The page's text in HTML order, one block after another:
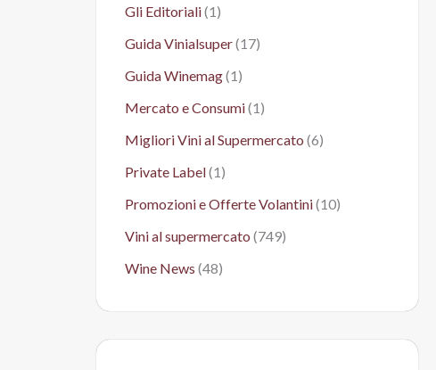
Gli Editoriali(1)
Guida Vinialsuper(17)
Guida Winemag(1)
Mercato e Consumi(1)
Migliori Vini al Supermercato (6)
Private Label(1)
Promozioni e Offerte Volantini(10)
Vini al supermercato (749)
Wine News (48)